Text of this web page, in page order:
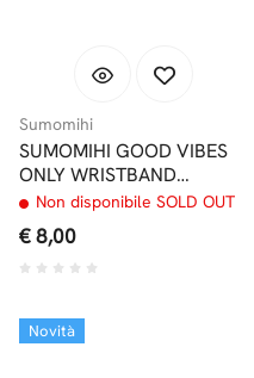
Sumomihi
SUMOMIHI GOOD VIBES
ONLY WRISTBAND
POLSINI IN SPUGNA
Non disponibile SOLD OUT
€ 8,00
Novità